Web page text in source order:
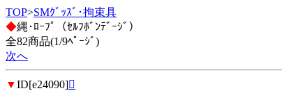
TOP>SMｸﾞｯｽﾞ･拘束具
◆縄･ﾛｰﾌﾟ（ｾﾙﾌﾎﾞﾝﾃﾞｰｼﾞ）
全82商品(1/9ﾍﾟｰｼﾞ)
次へ
▼ID[e24090]